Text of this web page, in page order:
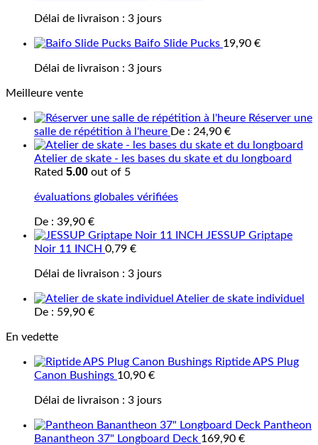
Délai de livraison : 3 jours
Baifo Slide Pucks 19,90 €
Délai de livraison : 3 jours
Meilleure vente
Réserver une
salle de répétition à l'heure De : 24,90 €
Atelier de skate - les bases du skate et du longboard
Rated 5.00 out of 5
évaluations globales vérifiées
De : 39,90 €
JESSUP Griptape
Noir 11 INCH 0,79 €
Délai de livraison : 3 jours
Atelier de skate individuel
De : 59,90 €
En vedette
Riptide APS Plug
Canon Bushings 10,90 €
Délai de livraison : 3 jours
Pantheon
Banantheon 37" Longboard Deck 169,90 €